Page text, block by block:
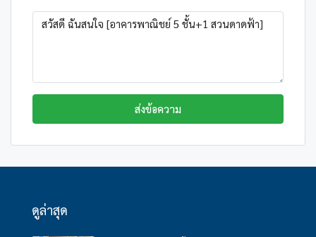
ส่งข้อความ
ดูล่าสุด